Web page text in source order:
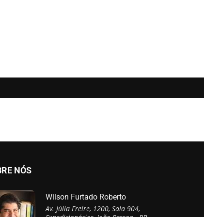
NÓS
Wilson Furtado Roberto
Av. Júlia Freire, 1200, Sala 904,